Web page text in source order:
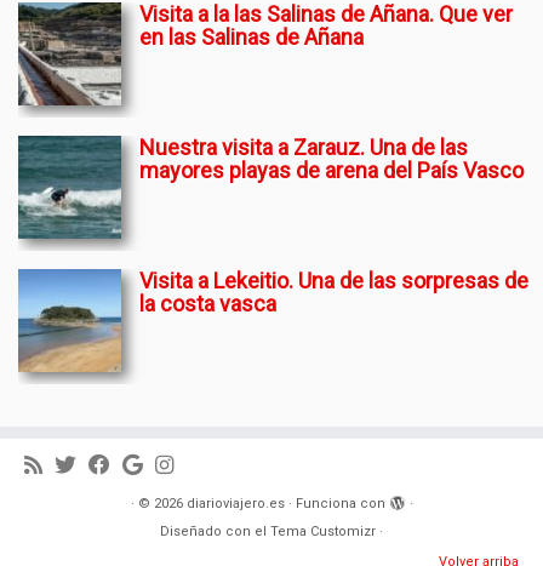
Visita a la las Salinas de Añana. Que ver
en las Salinas de Añana
Nuestra visita a Zarauz. Una de las
mayores playas de arena del País Vasco
Visita a Lekeitio. Una de las sorpresas de
la costa vasca
· © 2026 diarioviajero.es· Funciona con
·
Diseñado con el Tema Customizr ·
Volver arriba